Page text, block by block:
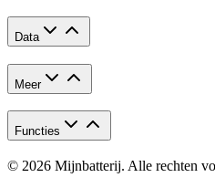
Data
Meer
Functies
© 2026 Mijnbatterij. Alle rechten